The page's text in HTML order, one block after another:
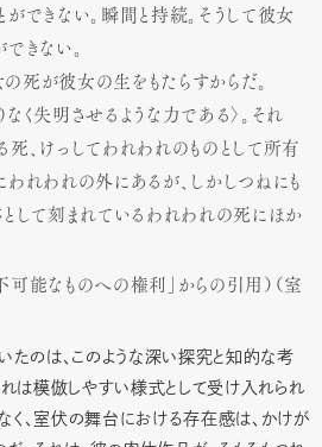
ができない。瞬間と持続。そうして彼女
きない。
死が彼女の生をもたらすからだ。
く失明させるような力である〉。それ
死、けっしてわれわれのものとして所有
われわれの外にあるが、しかしつねにも
として刻まれているわれわれの死にほか
可能なものへの権利」からの引用）（室
たのは、このような深い探究と知的な考
は模倣しやすい様式として受け入れられ
なく、室伏の舞台における存在感は、かけが